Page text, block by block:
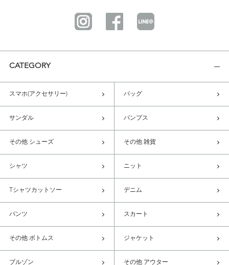
CATEGORY
スマホ(アクセサリー) バッグ
サンダル パンプス
その他 シューズ その他 雑貨
シャツ ニット
Tシャツカットソー デニム
パンツ スカート
その他 ボトムス ジャケット
ブルゾン その他 アウター